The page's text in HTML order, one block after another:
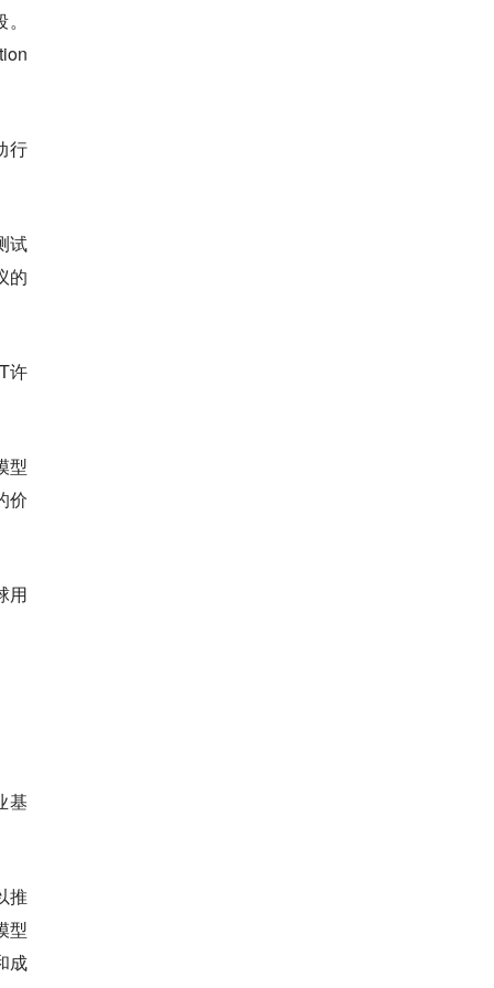
行
试
的
许
型
价
用
基
推
型
成